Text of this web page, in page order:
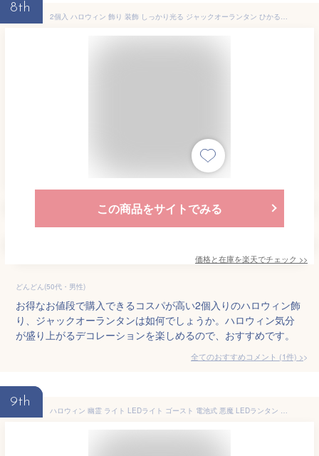
8th
2個入 ハロウィン 飾り 装飾 しっかり光る ジャックオーランタン ひかるおもちゃランタン LED ライト かぼちゃ かざり デコレーション halloween 玄関 屋外 電池式 パーティー ハロウィングッズ 可愛い ランタン 子供 大人
この商品をサイトでみる
価格と在庫を楽天でチェック >>
どんどん(50代・男性)
お得なお値段で購入できるコスパが高い2個入りのハロウィン飾
り、ジャックオーランタンは如何でしょうか。ハロウィン気分
が盛り上がるデコレーションを楽しめるので、おすすめです。
全てのおすすめコメント (1件) >
9th
ハロウィン 幽霊 ライト LEDライト ゴースト 電池式 悪魔 LEDランタン ランタン ハロウイン飾り物 85/165cm お化け屋敷 妖怪 照明 LED電飾 喜怒哀楽 おしゃれ 電池付き 祭りの雰囲気 お化け 妖怪 屋外 室外 室内装飾ライト 店飾り ハロウイン置き物 パーティー